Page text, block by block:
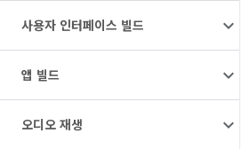
사용자 인터페이스 빌드
앱 빌드
오디오 재생